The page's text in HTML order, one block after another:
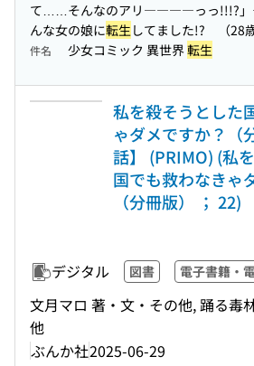
て……そんなのアリ――――っっ!!!?」
んな女の娘に転生してました!? （28
件名 少女コミック 異世界転生
私を殺そうとした
ゃダメですか？（
話】 (PRIMO) (私
国でも救わなきゃ
（分冊版） ； 22)
デジタル 図書 電子書籍・
文月マロ 著・文・その他, 踊る毒
他
ぶんか社2025-06-29